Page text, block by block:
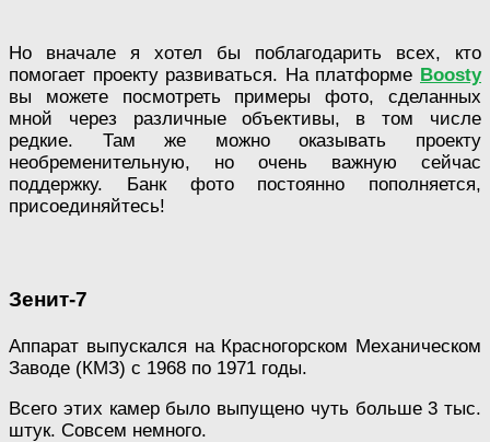
Но вначале я хотел бы поблагодарить всех, кто
помогает проекту развиваться. На платформе Boosty
вы можете посмотреть примеры фото, сделанных
мной через различные объективы, в том числе
редкие. Там же можно оказывать проекту
необременительную, но очень важную сейчас
поддержку. Банк фото постоянно пополняется,
присоединяйтесь!
Зенит-7
Аппарат выпускался на Красногорском Механическом
Заводе (КМЗ) с 1968 по 1971 годы.
Всего этих камер было выпущено чуть больше 3 тыс.
штук. Совсем немного.